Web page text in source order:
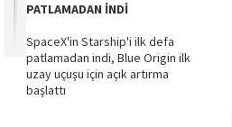
PATLAMADAN İNDİ
SpaceX'in Starship'i ilk defa
patlamadan indi, Blue Origin ilk
uzay uçuşu için açık artırma
başlattı